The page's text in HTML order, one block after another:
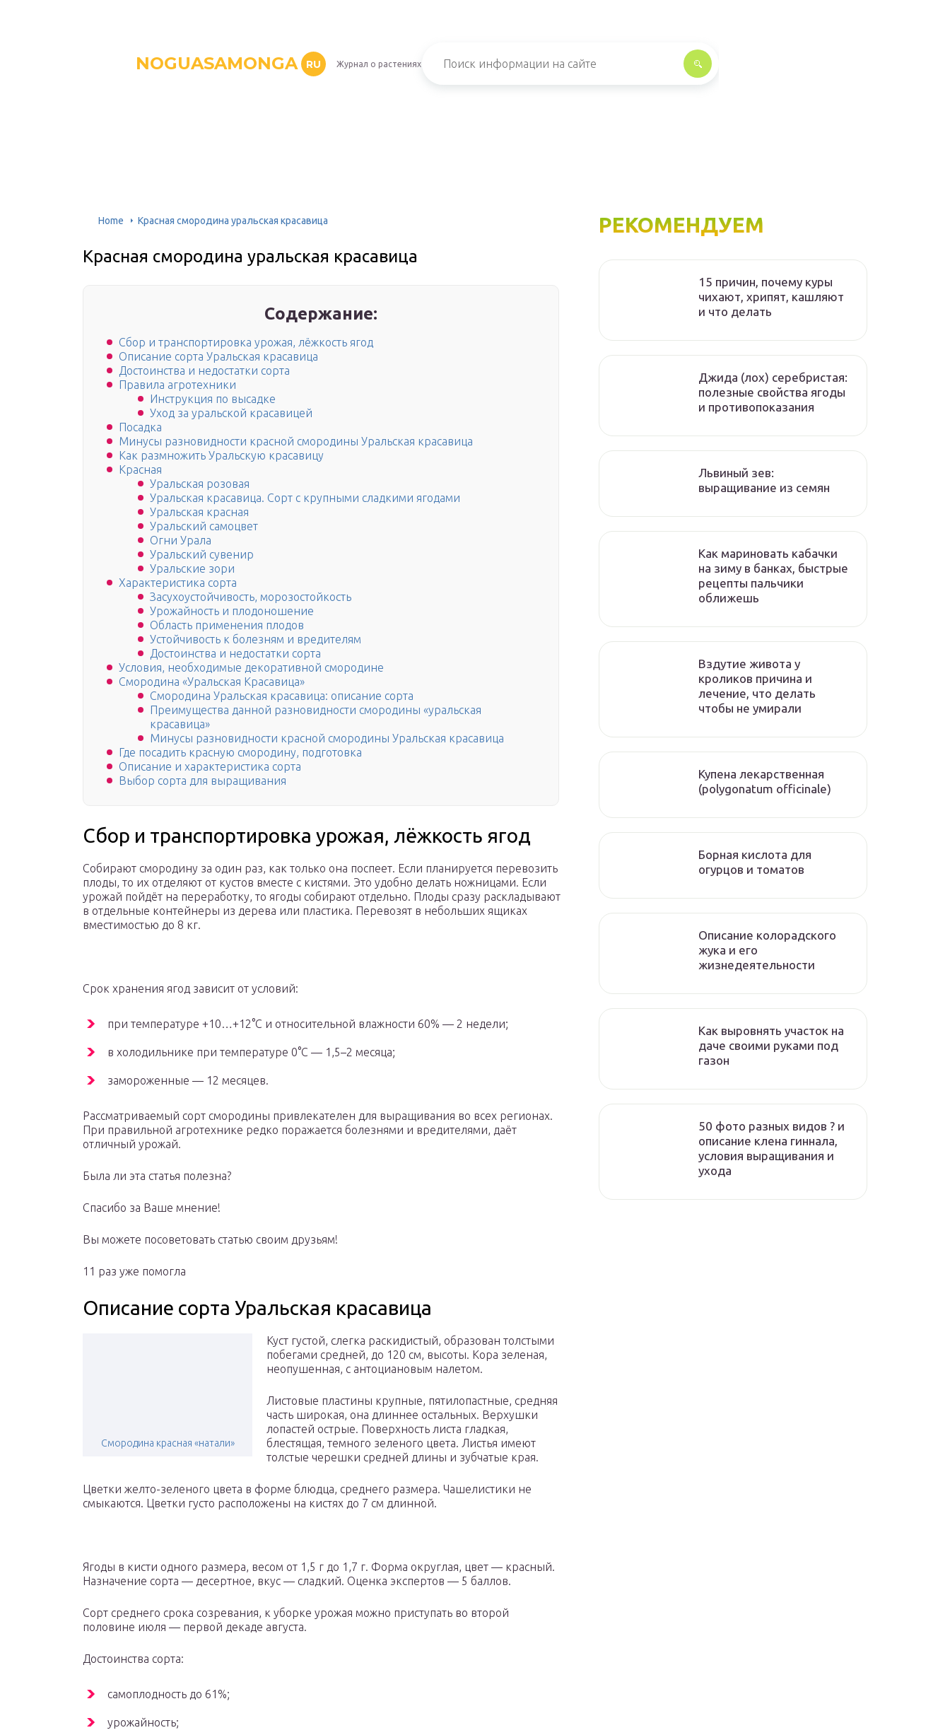
NOGUASAMONGA RU Журнал о растениях
Home Красная смородина уральская красавица
Красная смородина уральская красавица
Содержание:
Сбор и транспортировка урожая, лёжкость ягод
Описание сорта Уральская красавица
Достоинства и недостатки сорта
Правила агротехники
Инструкция по высадке
Уход за уральской красавицей
Посадка
Минусы разновидности красной смородины Уральская красавица
Как размножить Уральскую красавицу
Красная
Уральская розовая
Уральская красавица. Сорт с крупными сладкими ягодами
Уральская красная
Уральский самоцвет
Огни Урала
Уральский сувенир
Уральские зори
Характеристика сорта
Засухоустойчивость, морозостойкость
Урожайность и плодоношение
Область применения плодов
Устойчивость к болезням и вредителям
Достоинства и недостатки сорта
Условия, необходимые декоративной смородине
Смородина «Уральская Красавица»
Смородина Уральская красавица: описание сорта
Преимущества данной разновидности смородины «уральская
красавица»
Минусы разновидности красной смородины Уральская красавица
Где посадить красную смородину, подготовка
Описание и характеристика сорта
Выбор сорта для выращивания
Сбор и транспортировка урожая, лёжкость ягод
Собирают смородину за один раз, как только она поспеет. Если планируется перевозить
плоды, то их отделяют от кустов вместе с кистями. Это удобно делать ножницами. Если
урожай пойдёт на переработку, то ягоды собирают отдельно. Плоды сразу раскладывают
в отдельные контейнеры из дерева или пластика. Перевозят в небольших ящиках
вместимостью до 8 кг.
Срок хранения ягод зависит от условий:
при температуре +10…+12°С и относительной влажности 60% — 2 недели;
в холодильнике при температуре 0°С — 1,5–2 месяца;
замороженные — 12 месяцев.
Рассматриваемый сорт смородины привлекателен для выращивания во всех регионах.
При правильной агротехнике редко поражается болезнями и вредителями, даёт
отличный урожай.
Была ли эта статья полезна?
Спасибо за Ваше мнение!
Вы можете посоветовать статью своим друзьям!
11 раз уже помогла
Описание сорта Уральская красавица
Смородина красная «натали»
Куст густой, слегка раскидистый, образован толстыми
побегами средней, до 120 см, высоты. Кора зеленая,
неопушенная, с антоциановым налетом.
Листовые пластины крупные, пятилопастные, средняя
часть широкая, она длиннее остальных. Верхушки
лопастей острые. Поверхность листа гладкая,
блестящая, темного зеленого цвета. Листья имеют
толстые черешки средней длины и зубчатые края.
Цветки желто-зеленого цвета в форме блюдца, среднего размера. Чашелистики не
смыкаются. Цветки густо расположены на кистях до 7 см длинной.
Ягоды в кисти одного размера, весом от 1,5 г до 1,7 г. Форма округлая, цвет — красный.
Назначение сорта — десертное, вкус — сладкий. Оценка экспертов — 5 баллов.
Сорт среднего срока созревания, к уборке урожая можно приступать во второй
половине июля — первой декаде августа.
Достоинства сорта:
самоплодность до 61%;
урожайность;
РЕКОМЕНДУЕМ
15 причин, почему куры
чихают, хрипят, кашляют
и что делать
Джида (лох) серебристая:
полезные свойства ягоды
и противопоказания
Львиный зев:
выращивание из семян
Как мариновать кабачки
на зиму в банках, быстрые
рецепты пальчики
оближешь
Вздутие живота у
кроликов причина и
лечение, что делать
чтобы не умирали
Купена лекарственная
(polygonatum officinale)
Борная кислота для
огурцов и томатов
Описание колорадского
жука и его
жизнедеятельности
Как выровнять участок на
даче своими руками под
газон
50 фото разных видов ? и
описание клена гиннала,
условия выращивания и
ухода